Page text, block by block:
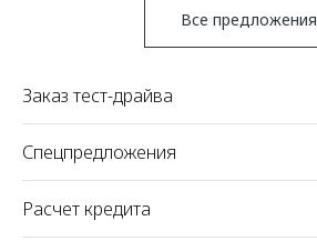
Все предложения
Заказ тест-драйва
Спецпредложения
Расчет кредита